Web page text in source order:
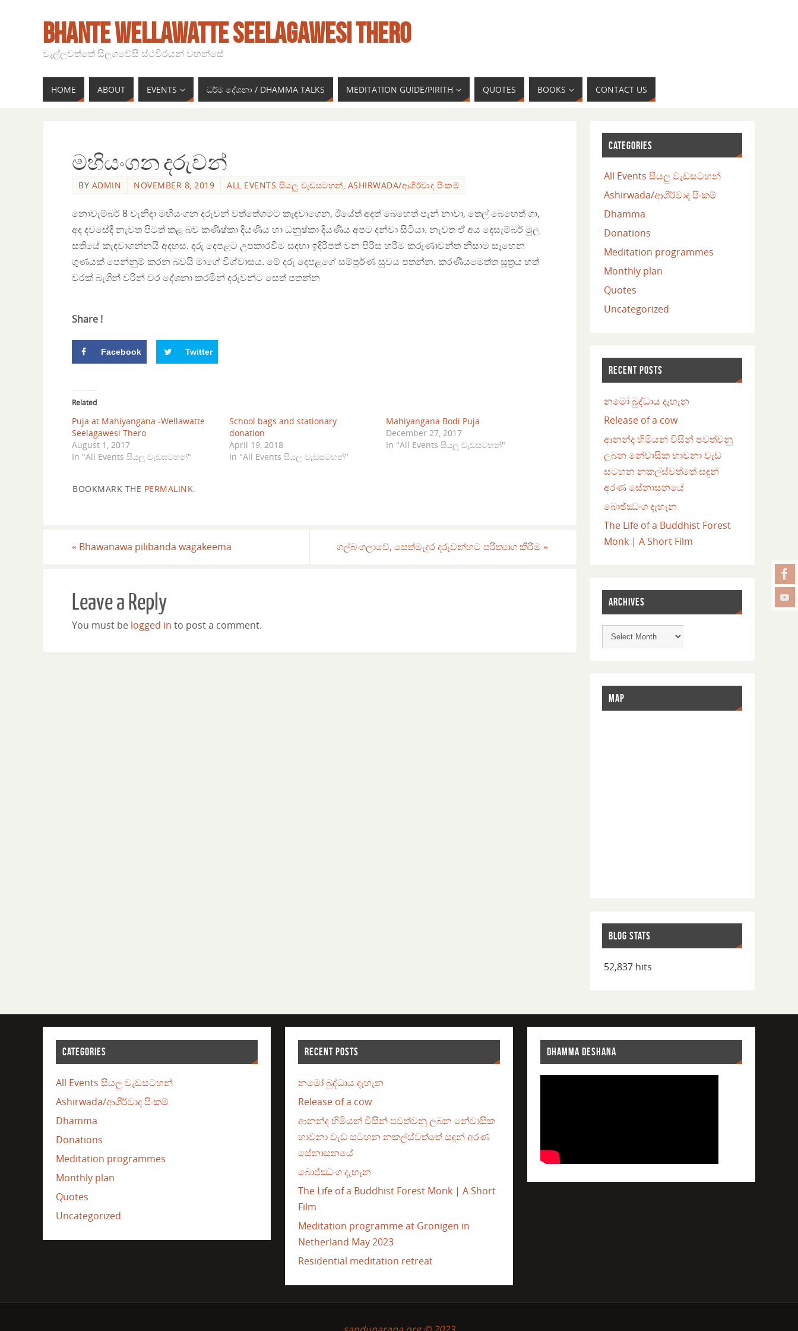
BHANTE WELLAWATTE SEELAGAWESI THERO
වැල්ලවත්තේ සිලගවේසි ස්ථවිරයන් වහන්සේ
HOME ABOUT EVENTS ධර්ම දේශනා / DHAMMA TALKS MEDITATION GUIDE/PIRITH QUOTES BOOKS CONTACT US
මහියංගන දරුවන්
BY ADMIN NOVEMBER 8, 2019 ALL EVENTS සියලු වැඩසටහන්, ASHIRWADA/ආශීර්වාද පිංකම්
නොවැම්බර් 8 වැනිදා මහියංගන දරුවන් වත්තේගමට කැඳවාගෙන, ඊයේත් අදත් බෙහෙත් පැන් නාවා, තෙල් බෙහෙත් ගා,
අද දවසේදී නැවත පිටත් කළ බව කණිෂ්කා දියණිය හා ධනුෂ්කා දියණිය අපට දන්වා සිටියා. නැවත ඒ අය දෙසැම්බර් මුල
සතියේ කැඳවාගන්නයි අදහස. දරු දෙපළට උපකාරවීම සඳහා ඉදිරිපත් වන පිරිස හරිම කරුණාවන්ත නිසාම සෑහෙන
ගුණයක් පෙන්නුම් කරන බවයි මාගේ විශ්වාසය. මේ දරු දෙපළගේ සම්පූර්ණ සුවය පතන්න. කරණීයමෙත්ත සූත්‍රය හත්
වරක් බැගින් වරින් වර දේශනා කරමින් දරුවන්ට සෙත් පතන්න
Share !
Facebook Twitter
Related
Puja at Mahiyangana -Wellawatte
Seelagawesi Thero
August 1, 2017
In "All Events සියලු වැඩසටහන්"
School bags and stationary
donation
April 19, 2018
In "All Events සියලු වැඩසටහන්"
Mahiyangana Bodi Puja
December 27, 2017
In "All Events සියලු වැඩසටහන්"
BOOKMARK THE PERMALINK
« Bhawanawa pilibanda wagakeema ගල්බංගලාවේ, සෙත්මැදුර දරුවන්හට පරිත්‍යාග කිරීම »
Leave a Reply
You must be logged in to post a comment.
CATEGORIES
All Events සියලු වැඩසටහන්
Ashirwada/ආශීර්වාද පිංකම්
Dhamma
Donations
Meditation programmes
Monthly plan
Quotes
Uncategorized
RECENT POSTS
නමෝ බුද්ධාය දැහැන
Release of a cow
ආනන්ද හිමියන් විසින් පවත්වනු
ලබන නේවාසික භාවනා වැඩ
සටහන නකල්ස්වත්තේ සඳුන්
අරණ සේනාසනයේ
බොජ්ඣංග දැහැන
The Life of a Buddhist Forest
Monk | A Short Film
ARCHIVES
MAP
BLOG STATS
52,837 hits
CATEGORIES
All Events සියලු වැඩසටහන්
Ashirwada/ආශීර්වාද පිංකම්
Dhamma
Donations
Meditation programmes
Monthly plan
Quotes
Uncategorized
RECENT POSTS
නමෝ බුද්ධාය දැහැන
Release of a cow
ආනන්ද හිමියන් විසින් පවත්වනු ලබන නේවාසික
භාවනා වැඩ සටහන නකල්ස්වත්තේ සඳුන් අරණ
සේනාසනයේ
බොජ්ඣංග දැහැන
The Life of a Buddhist Forest Monk | A Short
Film
Meditation programme at Gronigen in
Netherland May 2023
Residential meditation retreat
DHAMMA DESHANA